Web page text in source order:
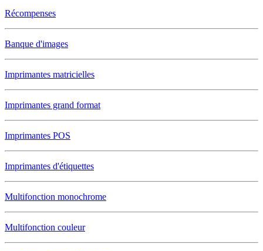
Récompenses
Banque d'images
Imprimantes matricielles
Imprimantes grand format
Imprimantes POS
Imprimantes d'étiquettes
Multifonction monochrome
Multifonction couleur